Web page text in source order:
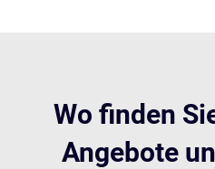
Wo finden
Angebote